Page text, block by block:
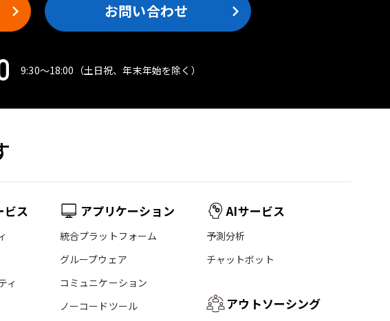
お問い合わせ
9:30〜18:00 （土日祝、年末年始を除く）
ビス
ィ
アプリケーション
統合プラットフォーム
グループウェア
コミュニケーション
ノーコードツール
AIサービス
予測分析
チャットボット
アウトソーシング